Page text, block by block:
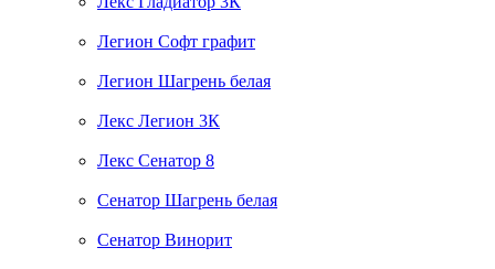
Легион Софт графит
Легион Шагрень белая
Лекс Легион 3К
Лекс Сенатор 8
Сенатор Шагрень белая
Сенатор Винорит